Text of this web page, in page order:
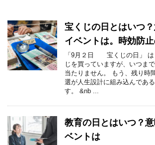
宝くじの日とはいつ？
イベントは。時効防
「9月２日 宝くじの日」 は
じを買っていますが、いつま
当たりません。 もう、残り時
選が人生設計に組み込んであ
す。 &nb ...
教育の日とはいつ？
ベントは